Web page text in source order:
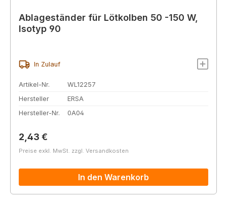
Ablageständer für Lötkolben 50 -150 W,
Isotyp 90
In Zulauf
Artikel-Nr.
WL12257
Hersteller
ERSA
Hersteller-Nr.
0A04
Regulärer Preis:
2,43 €
Preise exkl. MwSt. zzgl. Versandkosten
In den Warenkorb